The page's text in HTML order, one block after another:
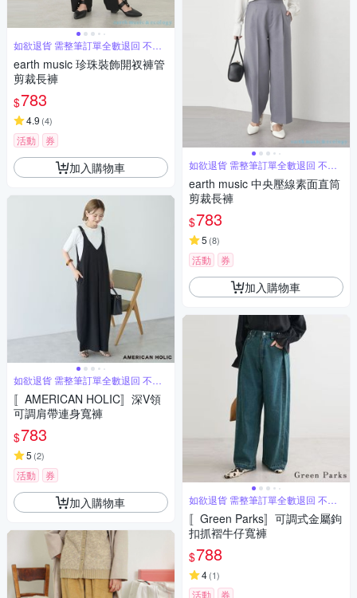
如欲退貨 需整筆訂單全數退回 不能
單退
earth music 珍珠裝飾開衩褲管
剪裁長褲
$783
4.9 (4)
活動 券
加入購物車
如欲退貨 需整筆訂單全數退回 不能
單退
〚AMERICAN HOLIC〛深V領
可調肩帶連身寬褲
$783
5 (2)
活動 券
加入購物車
如欲退貨 需整筆訂單全數退回 不能
單退
earth music 中央壓線素面直筒
剪裁長褲
$783
5 (8)
活動 券
加入購物車
如欲退貨 需整筆訂單全數退回 不能
單退
〚Green Parks〛可調式金屬鉤
扣抓褶牛仔寬褲
$788
4(1)
活動 券